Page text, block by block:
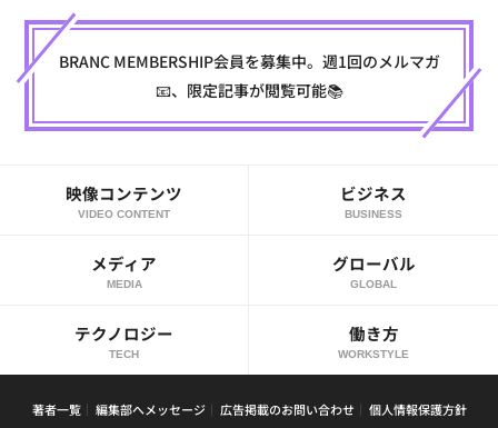
BRANC MEMBERSHIP会員を募集中。週1回のメルマガ
📧、限定記事が閲覧可能📚
映像コンテンツ
VIDEO CONTENT
ビジネス
BUSINESS
メディア
MEDIA
グローバル
GLOBAL
テクノロジー
TECH
働き方
WORKSTYLE
著者一覧 編集部へメッセージ 広告掲載のお問い合わせ
個人情報保護方針